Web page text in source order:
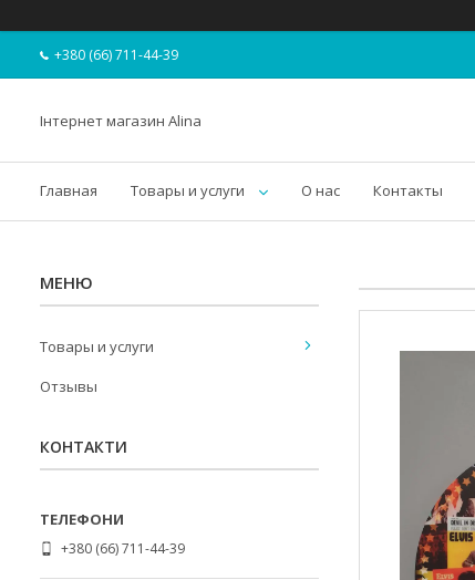
+380 (66) 711-44-39
Інтернет магазин Alina
Главная Товары и услуги О нас Контакты
Товары и услуги
Отзывы
КОНТАКТИ
+380 (66) 711-44-39